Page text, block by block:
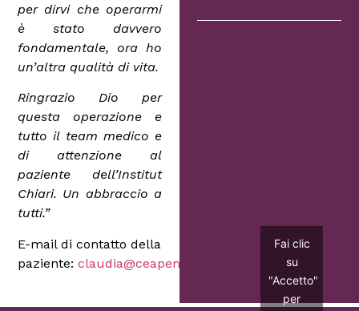
per dirvi che operarmi
è stato davvero
fondamentale, ora ho
un’altra qualità di vita.
Ringrazio Dio per
questa operazione e
tutto il team medico e
di attenzione al
paziente dell’Institut
Chiari. Un abbraccio a
tutti.”
E-mail di contatto della
paziente:claudia@ceapema.org.br
Fai clic
su
"Accetto"
per